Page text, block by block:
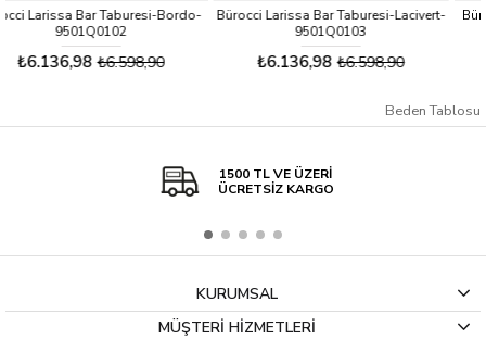
Bordo-
Bürocci Larissa Bar Taburesi-Lacivert-
₺6.136,98 ₺6.598,90
Bürocci Larissa Bar
₺6.136,98
Beden Tablosu
1500 TL VE ÜZERİ
ÜCRETSİZ KARGO
KURUMSAL
MÜŞTERİ HİZMETLERİ